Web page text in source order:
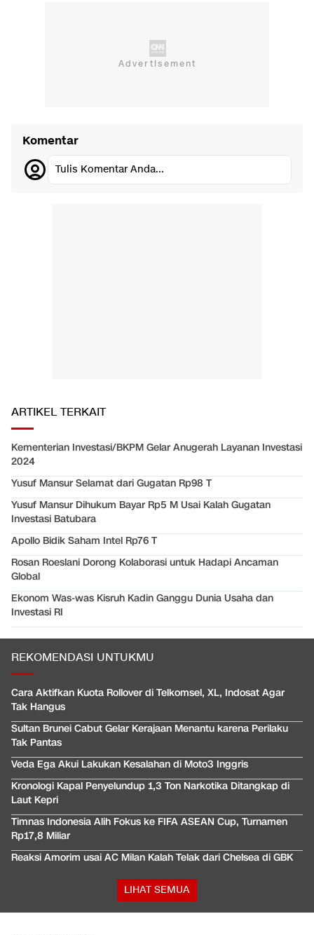
Komentar
Tulis Komentar Anda...
ARTIKEL TERKAIT
Kementerian Investasi/BKPM Gelar Anugerah Layanan Investasi
2024
Yusuf Mansur Selamat dari Gugatan Rp98 T
Yusuf Mansur Dihukum Bayar Rp5 M Usai Kalah Gugatan
Investasi Batubara
Apollo Bidik Saham Intel Rp76 T
Rosan Roeslani Dorong Kolaborasi untuk Hadapi Ancaman
Global
Ekonom Was-was Kisruh Kadin Ganggu Dunia Usaha dan
Investasi RI
REKOMENDASI UNTUKMU
Cara Aktifkan Kuota Rollover di Telkomsel, XL, Indosat Agar
Tak Hangus
Sultan Brunei Cabut Gelar Kerajaan Menantu karena Perilaku
Tak Pantas
Veda Ega Akui Lakukan Kesalahan di Moto3 Inggris
Kronologi Kapal Penyelundup 1,3 Ton Narkotika Ditangkap di
Laut Kepri
Timnas Indonesia Alih Fokus ke FIFA ASEAN Cup, Turnamen
Rp17,8 Miliar
Reaksi Amorim usai AC Milan Kalah Telak dari Chelsea di GBK
LIHAT SEMUA